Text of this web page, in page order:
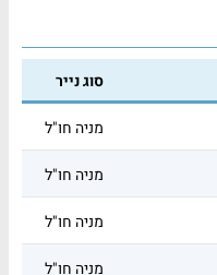
סוג נייר
מניה חו"ל
מניה חו"ל
מניה חו"ל
מניה חו"ל